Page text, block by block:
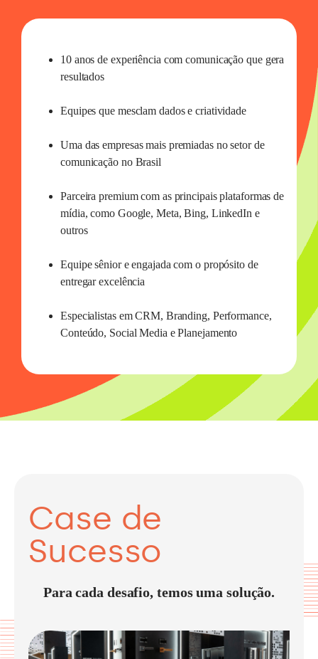
10 anos de experiência com comunicação que gera
resultados
Equipes que mesclam dados e criatividade
Uma das empresas mais premiadas no setor de
comunicação no Brasil
Parceira premium com as principais plataformas de
mídia, como Google, Meta, Bing, LinkedIn e
outros
Equipe sênior e engajada com o propósito de
entregar excelência
Especialistas em CRM, Branding, Performance,
Conteúdo, Social Media e Planejamento
Case de
Sucesso
Para cada desafio, temos uma solução.